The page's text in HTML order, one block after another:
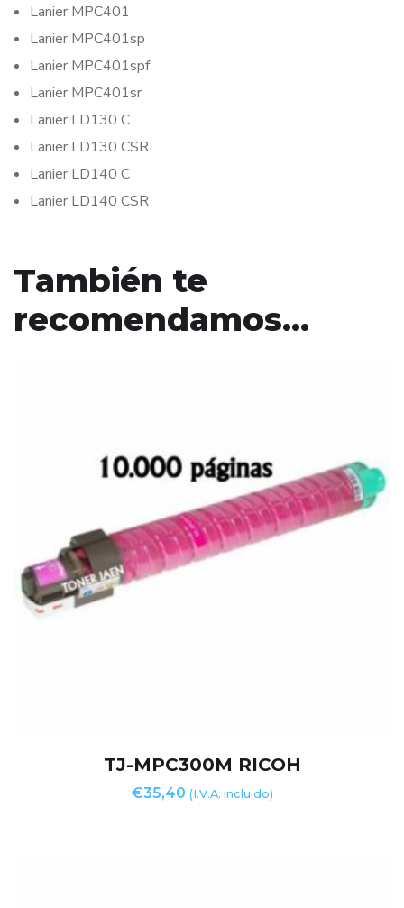
Lanier MPC401
Lanier MPC401sp
Lanier MPC401spf
Lanier MPC401sr
Lanier LD130 C
Lanier LD130 CSR
Lanier LD140 C
Lanier LD140 CSR
También te
recomendamos…
TJ-MPC300M RICOH
€35,40 (I.V.A. incluido)